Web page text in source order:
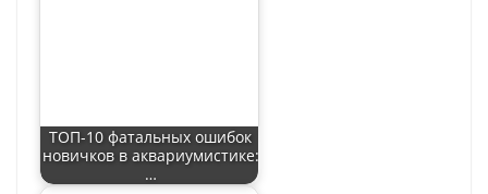
ni
ki
ТОП-10 фатальных ошибок
новичков в аквариумистике:
…